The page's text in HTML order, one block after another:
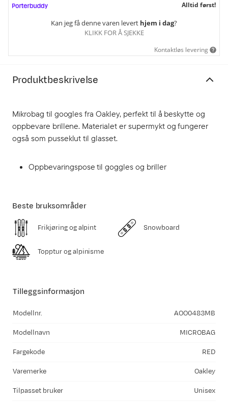
Alltid først!
Kan jeg få denne varen levert hjem i dag?
KLIKK FOR Å SJEKKE
Kontaktløs levering
Produktbeskrivelse
Mikrobag til googles fra Oakley, perfekt til å beskytte og
oppbevare brillene. Materialet er supermykt og fungerer
også som pusseklut til glasset.
Oppbevaringspose til goggles og briller
Tilleggsinformasjon
Modellnr. AOO0483MB
Modellnavn MICROBAG
Fargekode RED
Varemerke Oakley
Tilpasset bruker Unisex
Beste bruksområder
Frikjøring og alpint Snowboard
Topptur og alpinisme